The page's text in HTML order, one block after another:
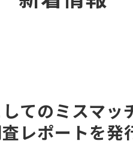
てのミスマッ
レポートを発